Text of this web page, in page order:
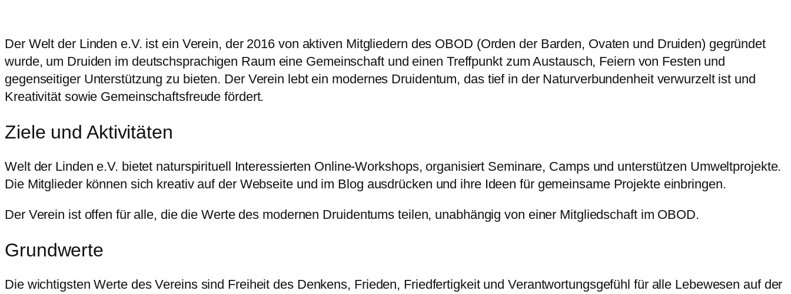
Der Welt der Linden e.V. ist ein Verein, der 2016 von aktiven Mitgliedern des OBOD (Orden der Barden, Ovaten und Druiden) gegründet
wurde, um Druiden im deutschsprachigen Raum eine Gemeinschaft und einen Treffpunkt zum Austausch, Feiern von Festen und
gegenseitiger Unterstützung zu bieten. Der Verein lebt ein modernes Druidentum, das tief in der Naturverbundenheit verwurzelt ist und
Kreativität sowie Gemeinschaftsfreude fördert.
Ziele und Aktivitäten
Welt der Linden e.V. bietet naturspirituell Interessierten Online-Workshops, organisiert Seminare, Camps und unterstützen Umweltprojekte.
Die Mitglieder können sich kreativ auf der Webseite und im Blog ausdrücken und ihre Ideen für gemeinsame Projekte einbringen.
Der Verein ist offen für alle, die die Werte des modernen Druidentums teilen, unabhängig von einer Mitgliedschaft im OBOD.
Grundwerte
Die wichtigsten Werte des Vereins sind Freiheit des Denkens, Frieden, Friedfertigkeit und Verantwortungsgefühl für alle Lebewesen auf der